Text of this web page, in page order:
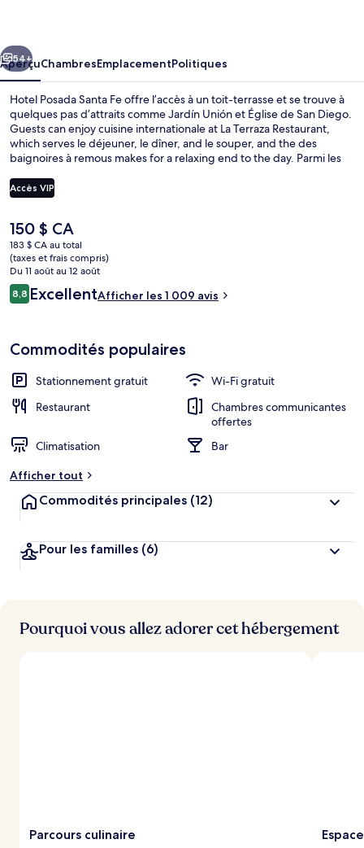
Fe
Suivant
54+
AperçuChambresEmplacementPolitiques
Hotel Posada Santa Fe offre l’accès à un toit-terrasse et se trouve à
quelques pas d’attraits comme Jardín Unión et Église de San Diego.
Guests can enjoy cuisine internationale at La Terraza Restaurant,
which serves le déjeuner, le dîner, and le souper, and the des
baignoires à remous makes for a relaxing end to the day. Parmi les
salon et terrasse. Les autres voyageurs adorent le personnel
serviable et l’emplacement.
Accès VIP
Le
prix
actuel
est
de 150 $ CA
150 $ CA
183 $ CA au total
(taxes et frais compris)
Du 11 août au 12 août
Avis
8,88,8 sur 10 –
ExcellentAfficher les 1 009 avis
Commodités populaires
Stationnement gratuit
Wi-Fi gratuit
Restaurant
Chambres communicantes
offertes
Climatisation
Bar
Afficher tout
Commodités principales (12)
Pour les familles (6)
Pourquoi vous allez adorer cet hébergement
Parcours culinaire